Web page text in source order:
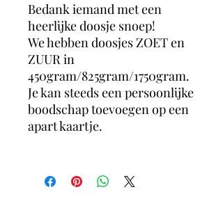
Bedank iemand met een
heerlijke doosje snoep!
We hebben doosjes ZOET en
ZUUR in
450gram/825gram/1750gram.
Je kan steeds een persoonlijke
boodschap toevoegen op een
apart kaartje.